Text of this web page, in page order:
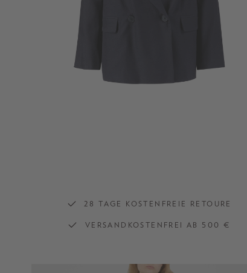
28 TAGE KOSTENFREIE RETOURE
VERSANDKOSTENFREI AB 500 €